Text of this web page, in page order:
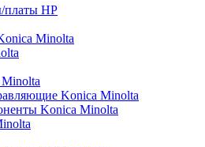
платы HP
Minolta
Konica Minolta
Konica Minolta